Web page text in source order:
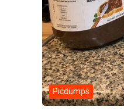
Picdumps